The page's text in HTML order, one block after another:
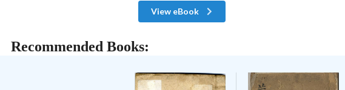
View eBook
Recommended Books: